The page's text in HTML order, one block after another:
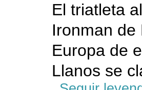
El triatleta
Ironman
Europa de
Llanos se